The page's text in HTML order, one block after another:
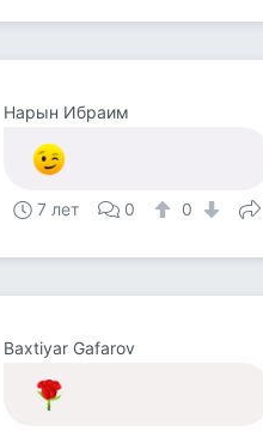
Нарын Ибраим
7 лет 0 0
Baxtiyar Gafarov